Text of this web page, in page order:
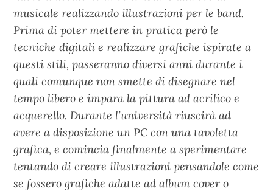
musicale realizzando illustrazioni per le band.
Prima di poter mettere in pratica però le
tecniche digitali e realizzare grafiche ispirate a
questi stili, passeranno diversi anni durante i
quali comunque non smette di disegnare nel
tempo libero e impara la pittura ad acrilico e
acquerello. Durante l’università riuscirà ad
avere a disposizione un PC con una tavoletta
grafica, e comincia finalmente a sperimentare
tentando di creare illustrazioni pensandole come
se fossero grafiche adatte ad album cover o